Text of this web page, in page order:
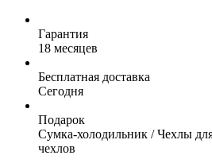
Гарантия
18 месяцев
Бесплатная доставка
Сегодня
Подарок
Сумка-холодильник / Чехлы
чехлов